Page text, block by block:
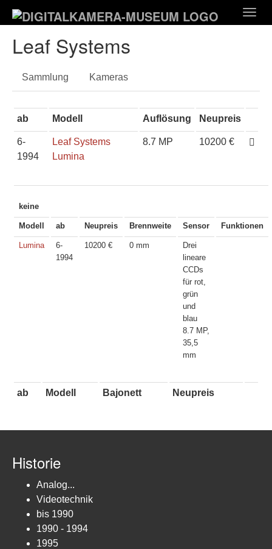
Hauptinhalt
Leaf Systems
Sammlung Kameras
ab Modell Auflösung Neupreis
6-
1994
Leaf Systems
Lumina
8.7 MP 10200 €
keine
Modell ab Neupreis Brennweite Sensor Funktionen
Lumina
6-
1994
10200 € 0 mm
Drei
lineare
CCDs
für rot,
grün
und
blau
8.7 MP,
35,5
mm
ab Modell Bajonett Neupreis
Historie
Analog...
Videotechnik
bis 1990
1990 - 1994
1995